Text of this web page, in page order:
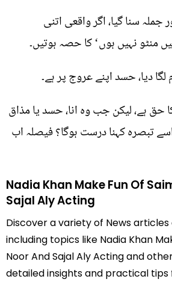
سنا گیا، اگر واقعی اتنی
منٹو نہیں ہوں‘ کا حصہ ہوتیں۔
دیا، حسد اپنے عروج پر ہے۔
حق ہے، لیکن جب وہ انا، حسد یا مذاق
تبصرہ کہنا درست ہوگا؟ فیصلہ اب
Nadia Khan Make Fun Of
Sajal Aly Acting
Discover a variety of News articles
including topics like Nadia Khan
Noor And Sajal Aly Acting and
detailed insights and practical tips